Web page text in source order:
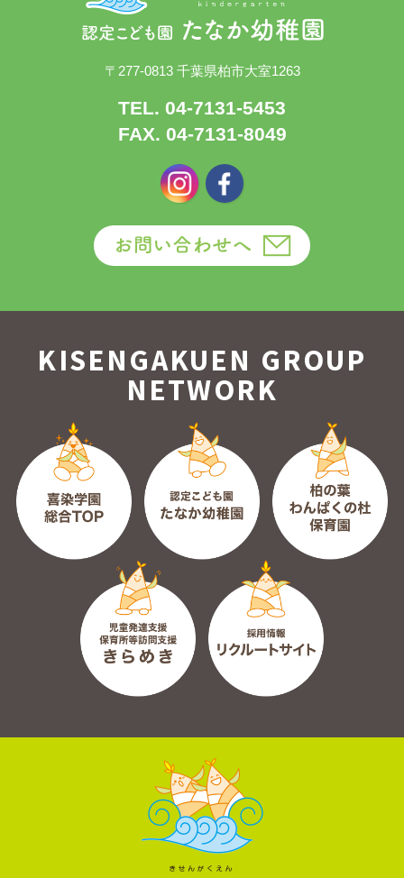
〒277-0813 千葉県柏市大室1263
TEL. 04-7131-5453
FAX. 04-7131-8049
KISENGAKUEN GROUP
NETWORK